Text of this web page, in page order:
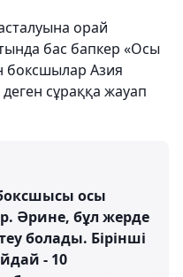
орай
бас бапкер «Осы
боксшылар Азия
сұраққа жауап
осы
Әрине, бұл жерде
болады. Бірінші
- 10